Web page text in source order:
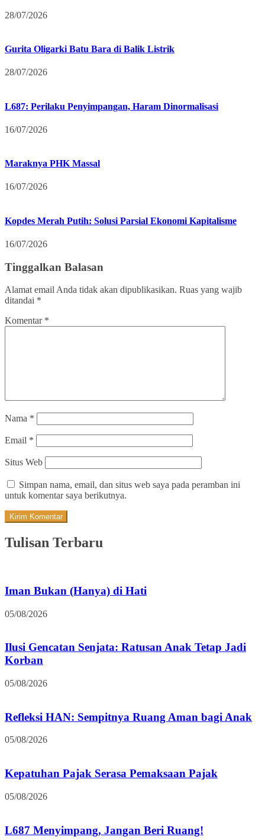
28/07/2026
Gurita Oligarki Batu Bara di Balik Listrik
28/07/2026
L687: Perilaku Penyimpangan, Haram Dinormalisasi
16/07/2026
Maraknya PHK Massal
16/07/2026
Kopdes Merah Putih: Solusi Parsial Ekonomi Kapitalisme
16/07/2026
Tinggalkan Balasan
Alamat email Anda tidak akan dipublikasikan. Ruas yang wajib
ditandai *
Komentar *
Nama *
Email *
Situs Web
Simpan nama, email, dan situs web saya pada peramban ini
untuk komentar saya berikutnya.
Tulisan Terbaru
Iman Bukan (Hanya) di Hati
05/08/2026
Ilusi Gencatan Senjata: Ratusan Anak Tetap Jadi
Korban
05/08/2026
Refleksi HAN: Sempitnya Ruang Aman bagi Anak
05/08/2026
Kepatuhan Pajak Serasa Pemaksaan Pajak
05/08/2026
L687 Menyimpang, Jangan Beri Ruang!